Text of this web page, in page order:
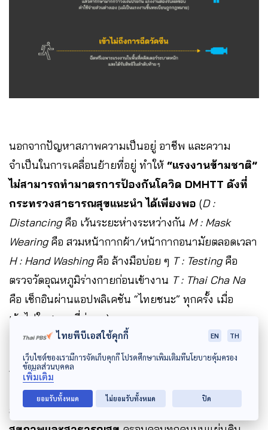
นอกจากปัญหาสภาพความเป็นอยู่ อาชีพ และความ
จำเป็นในการเคลื่อนย้ายที่อยู่ ทำให้ “แรงงานข้ามชาติ”
ไม่สามารถทำมาตรการป้องกันโควิด DMHTT ดังที่
กระทรวงสาธารณสุขแนะนำ ได้เพียงพอ (D :
Distancingคือ เว้นระยะห่างระหว่างกัน M : Mask
Wearingคือ สวมหน้ากากผ้า/หน้ากากอนามัยตลอดเวลา
H : Hand Washingคือ ล้างมือบ่อย ๆ T : Testingคือ
ตรวจวัดอุณหภูมิร่างกายก่อนเข้างาน T : Thai Cha Na
คือ เช็กอินผ่านแอปพลิเคชัน “ไทยชนะ” ทุกครั้ง เมื่อ
เข้าไปในสถานที่ต่าง ๆ)
การเข้าไม่ถึงการตรวจเชื้อ รักษา และการฉีดวัคซีน
คือ สิ่งที่เกิดขึ้นจริงและเป็นปัญหาของแรงงานข้ามชาติใน
สถานการณ์โควิด-19 แม้หลายครั้งภาครัฐย้ำว่าสิทธิทาง
ไทยพีบีเอสใช้คุกกี้ EN TH
เว็บไซต์ของเรามีการจัดเก็บคุกกี้ โปรดศึกษาเพิ่มเติมที่นโยบายคุ้มครอง
ข้อมูลส่วนบุคคล
เพิ่มเติม
ยอมรับทั้งหมด ไม่ยอมรับทั้งหมด ปิด